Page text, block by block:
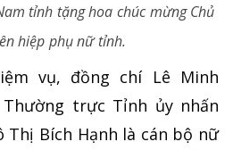
tỉnh tặng hoa chúc mừng Chủ
hiệp phụ nữ tỉnh.
vụ, đồng chí Lê Minh
trực Tỉnh ủy nhấn
Thị Bích Hạnh là cán bộ nữ